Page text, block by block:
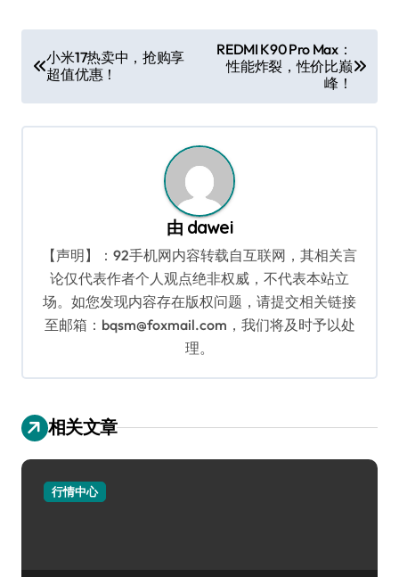
章
导
航
小米17热卖中，抢购享
超值优惠！
REDMI K90 Pro Max：
性能炸裂，性价比巅
峰！
由 dawei
【声明】：92手机网内容转载自互联网，其相关言
论仅代表作者个人观点绝非权威，不代表本站立
场。如您发现内容存在版权问题，请提交相关链接
至邮箱：bqsm@foxmail.com，我们将及时予以处
理。
相关文章
行情中心